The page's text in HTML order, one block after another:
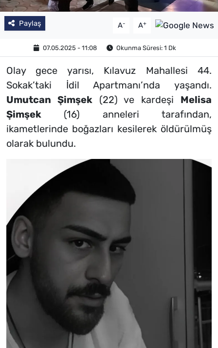
Paylaş A- A+
07.05.2025 - 11:08 Okunma Süresi: 1 Dk
Olay gece yarısı, Kılavuz Mahallesi 44.
Sokak’taki İdil Apartmanı’nda yaşandı.
Umutcan Şimşek(22) ve kardeşi Melisa
Şimşek(16) anneleri tarafından,
ikametlerinde boğazları kesilerek öldürülmüş
olarak bulundu.